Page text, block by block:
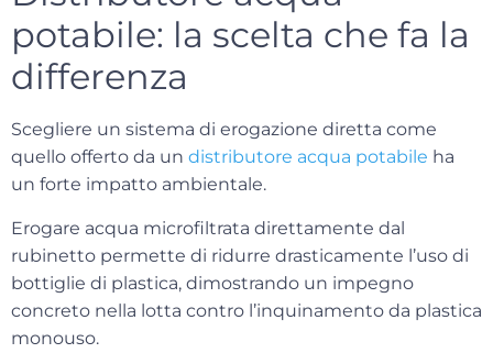
potabile: la scelta che fa la
differenza
Scegliere un sistema di erogazione diretta come
quello offerto da un distributore acqua potabile ha
un forte impatto ambientale.
Erogare acqua microfiltrata direttamente dal
rubinetto permette di ridurre drasticamente l’uso di
bottiglie di plastica, dimostrando un impegno
concreto nella lotta contro l’inquinamento da plastica
monouso.